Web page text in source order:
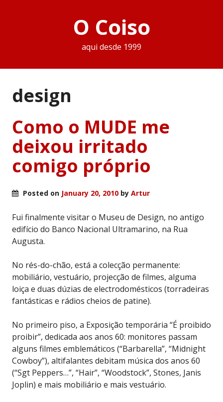
O Coiso
aqui desde 1999
design
Como o MUDE me
deixou irritado
comigo próprio
Posted on January 20, 2010 by Artur
Fui finalmente visitar o Museu de Design, no antigo
edifício do Banco Nacional Ultramarino, na Rua
Augusta.
No rés-do-chão, está a colecção permanente:
mobiliário, vestuário, projecção de filmes, alguma
loiça e duas dúzias de electrodomésticos (torradeiras
fantásticas e rádios cheios de patine).
No primeiro piso, a Exposição temporária “É proibido
proibir”, dedicada aos anos 60: monitores passam
alguns filmes emblemáticos (“Barbarella”, “Midnight
Cowboy”), altifalantes debitam música dos anos 60
(“Sgt Peppers…”, “Hair”, “Woodstock”, Stones, Janis
Joplin) e mais mobiliário e mais vestuário.